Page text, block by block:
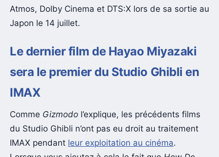
Atmos, Dolby Cinema et DTS:X lors de sa sortie au
Japon le 14 juillet.
Le dernier film de Hayao Miyazaki
sera le premier du Studio Ghibli en
IMAX
Comme Gizmodo l’explique, les précédents films
du Studio Ghibli n’ont pas eu droit au traitement
IMAX pendant leur exploitation au cinéma.